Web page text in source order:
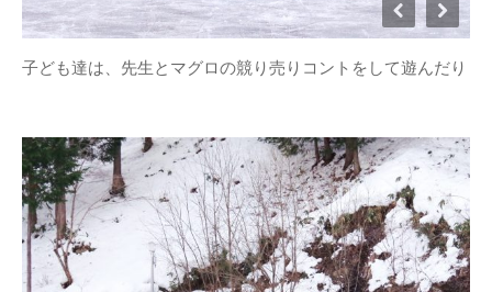
ブログ
めいほう夢ヴィジョン
観光
タグ
One-Day カフェ/シェフ なな
しんぼ
ななしんぼカフ
子ども達は、先生とマグロの競り売りコントをして遊んだり